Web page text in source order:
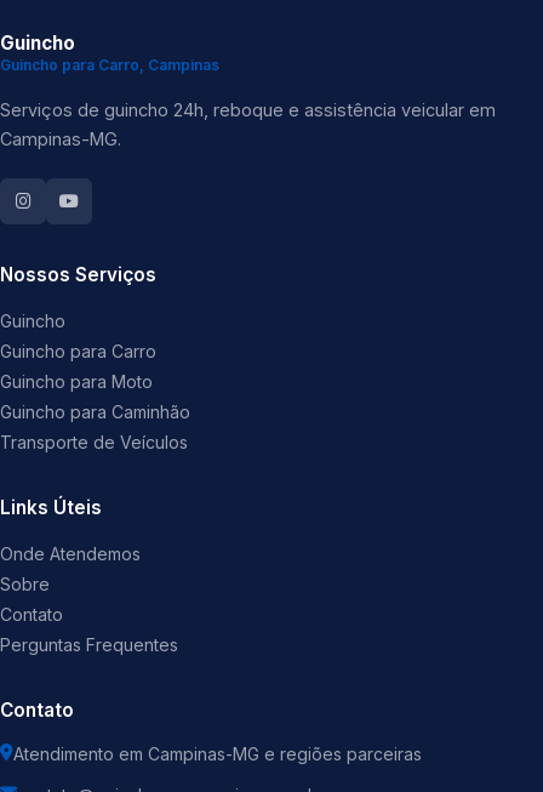
Guincho
Guincho para Carro, Campinas
Serviços de guincho 24h, reboque e assistência veicular em
Campinas-MG.
Nossos Serviços
Guincho
Guincho para Carro
Guincho para Moto
Guincho para Caminhão
Transporte de Veículos
Links Úteis
Onde Atendemos
Sobre
Contato
Perguntas Frequentes
Contato
Atendimento em Campinas-MG e regiões parceiras